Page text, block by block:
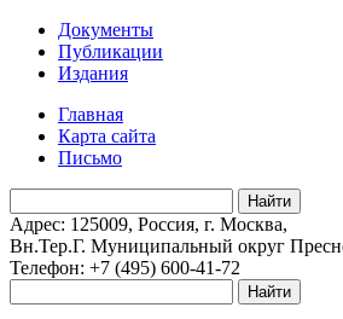
Документы
Публикации
Издания
Главная
Карта сайта
Письмо
Адрес: 125009, Россия, г. Москва,
Вн.Тер.Г. Муниципальный округ
Телефон: +7 (495) 600-41-72